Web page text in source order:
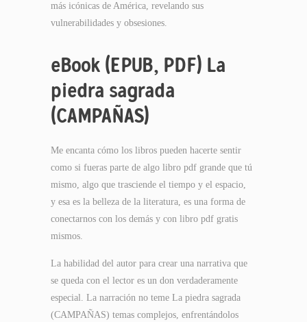
más icónicas de América, revelando sus
vulnerabilidades y obsesiones.
eBook (EPUB, PDF) La
piedra sagrada
(CAMPAÑAS)
Me encanta cómo los libros pueden hacerte sentir
como si fueras parte de algo libro pdf grande que tú
mismo, algo que trasciende el tiempo y el espacio,
y esa es la belleza de la literatura, es una forma de
conectarnos con los demás y con libro pdf gratis
mismos.
La habilidad del autor para crear una narrativa que
se queda con el lector es un don verdaderamente
especial. La narración no teme La piedra sagrada
(CAMPAÑAS) temas complejos, enfrentándolos